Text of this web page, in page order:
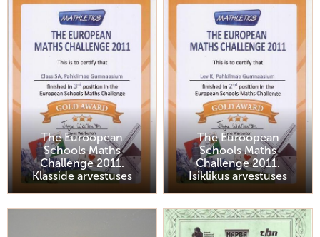
The Euroopean
Schools Maths
Challenge 2011.
Klasside arvestuses
The Euroopean
Schools Maths
Challenge 2011.
Isiklikus arvestuses